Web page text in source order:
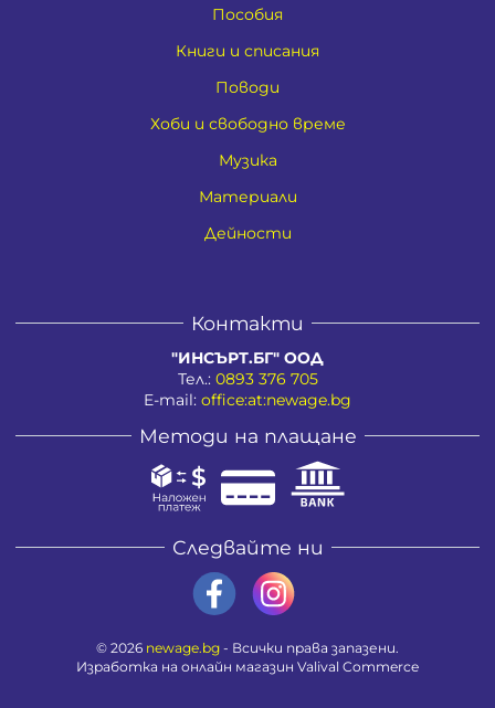
Пособия
Книги и списания
Поводи
Хоби и свободно време
Музика
Материали
Дейности
Контакти
"ИНСЪРТ.БГ" ООД
Тел.: 0893 376 705
E-mail: office:at:newage.bg
Методи на плащане
Следвайте ни
© 2026 newage.bg - Всички права запазени.
Изработка на онлайн магазин Valival Commerce